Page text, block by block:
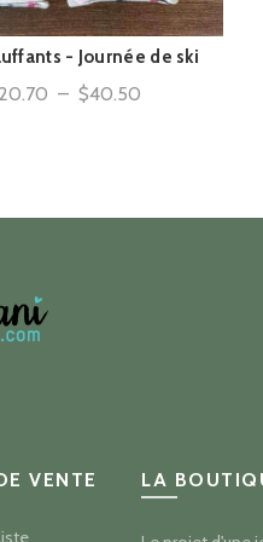
ACHAT RAPIDE
- Journée de ski
20.70 – $40.50
à
VENTE LA